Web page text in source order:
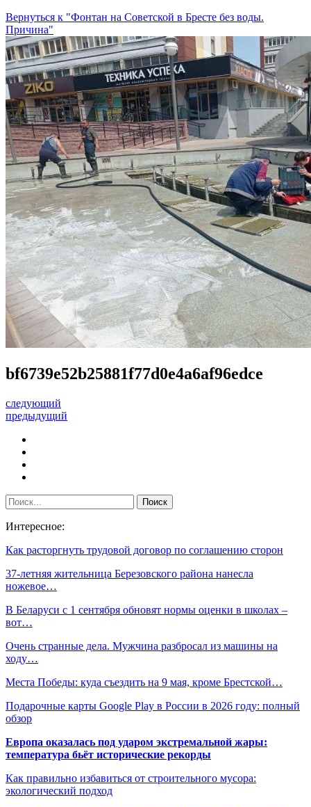
Вернуться к "Фонтан на Советской в Бресте без воды.
Причина"
bf6739e52b25881f77d0e4a6af96edce
следующий
предыдущий
Интересное:
Как расторгнуть трудовой договор по соглашению сторон
37-летняя жительница Березовского района нанесла
ножевое…
В Беларуси с 1 сентября обновят нормы оценки в школах –
вот…
Очень странные дела. Мужчина разбросал из машины на
ходу…
Места Победы: куда съездить на 9 мая, кроме Брестской…
Подарочные карты Google Play в России в 2026 году: полный
обзор
Европа оказалась под ударом экстремальной жары:
температура бьёт исторические рекорды
Как правильно избавиться от строительного мусора:
экологический подход